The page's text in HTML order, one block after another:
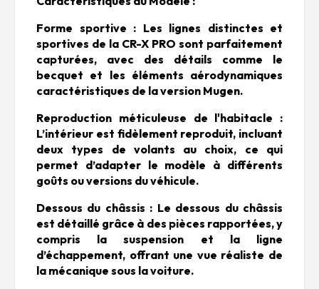
Forme sportive : Les lignes distinctes et
sportives de la CR-X PRO sont parfaitement
capturées, avec des détails comme le
becquet et les éléments aérodynamiques
caractéristiques de la version Mugen.
Reproduction méticuleuse de l'habitacle :
L’intérieur est fidèlement reproduit, incluant
deux types de volants au choix, ce qui
permet d’adapter le modèle à différents
goûts ou versions du véhicule.
Dessous du châssis : Le dessous du châssis
est détaillé grâce à des pièces rapportées, y
compris la suspension et la ligne
d’échappement, offrant une vue réaliste de
la mécanique sous la voiture.